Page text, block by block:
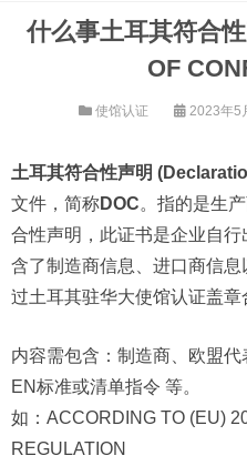
什么事土耳其符合
OF
使馆认证 2023年5
土耳其符合性声明
文件，简称DOC。指的是生
合性声明，此证书是企业自
含了制造商信息、进口商信
过土耳其驻华大使馆认证盖章
内容需包含：制造商、欧盟代
EN标准或清单指令 等。
如：ACCORDING TO (EU)
REGULATION